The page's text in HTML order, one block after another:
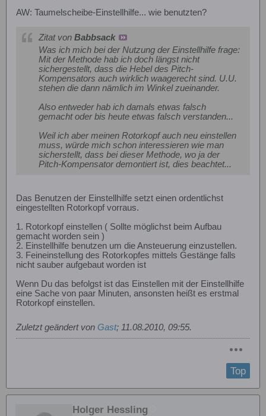
AW: Taumelscheibe-Einstellhilfe... wie benutzten?
Zitat von Babbsack
Was ich mich bei der Nutzung der Einstellhilfe frage:
Mit der Methode hab ich doch längst nicht
sichergestellt, dass die Hebel des Pitch-
Kompensators auch wirklich waagerecht sind. U.U.
stehen die dann nämlich im Winkel zueinander.
Also entweder hab ich damals etwas falsch
gemacht oder bis heute etwas falsch verstanden...
Weil ich aber meinen Rotorkopf auch neu einstellen
muss, würde mich schon interessieren wie man
sicherstellt, dass bei dieser Methode, wo ja der
Pitch-Kompensator demontiert ist, dies beachtet...
Das Benutzen der Einstellhilfe setzt einen ordentlichst
eingestellten Rotorkopf vorraus.
1. Rotorkopf einstellen ( Sollte möglichst beim Aufbau
gemacht worden sein )
2. Einstellhilfe benutzen um die Ansteuerung einzustellen.
3. Feineinstellung des Rotorkopfes mittels Gestänge falls
nicht sauber aufgebaut worden ist
Wenn Du das befolgst ist das Einstellen mit der Einstellhilfe
eine Sache von paar Minuten, ansonsten heißt es erstmal
Rotorkopf einstellen.
Zuletzt geändert von Gast; 11.08.2010, 09:55.
Top
Holger Hessling